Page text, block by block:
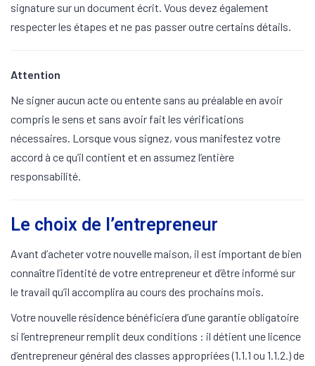
signature sur un document écrit. Vous devez également
respecter les étapes et ne pas passer outre certains détails.
Attention
Ne signer aucun acte ou entente sans au préalable en avoir
compris le sens et sans avoir fait les vérifications
nécessaires. Lorsque vous signez, vous manifestez votre
accord à ce qu’il contient et en assumez l’entière
responsabilité.
Le choix de l’entrepreneur
Avant d’acheter votre nouvelle maison, il est important de bien
connaître l’identité de votre entrepreneur et d’être informé sur
le travail qu’il accomplira au cours des prochains mois.
Votre nouvelle résidence bénéficiera d’une garantie obligatoire
si l’entrepreneur remplit deux conditions : il détient une licence
d’entrepreneur général des classes appropriées (1.1.1 ou 1.1.2.) de